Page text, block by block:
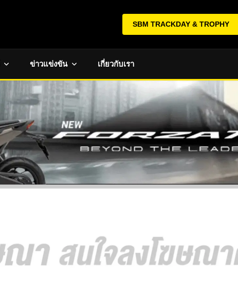
SBM TRACKDAY & TROPHY
ข่าวแข่งขัน เกี่ยวกับเรา